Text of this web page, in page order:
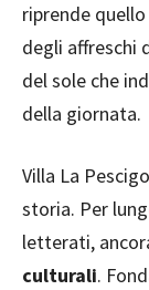
riprende
degli affreschi
del sole che
della giornata.
Villa La
storia. Per
letterati,
culturali.